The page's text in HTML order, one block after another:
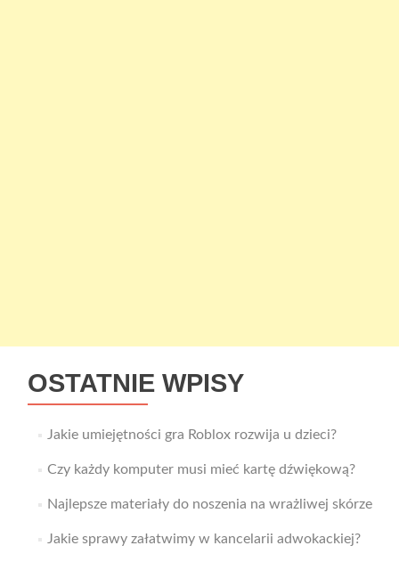
OSTATNIE WPISY
Jakie umiejętności gra Roblox rozwija u dzieci?
Czy każdy komputer musi mieć kartę dźwiękową?
Najlepsze materiały do noszenia na wrażliwej skórze
Jakie sprawy załatwimy w kancelarii adwokackiej?